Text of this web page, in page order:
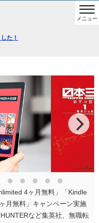
メニュー
た！
4ヶ月無料」「Kindle
月無料」キャンペーン実施
など集英社、無職転